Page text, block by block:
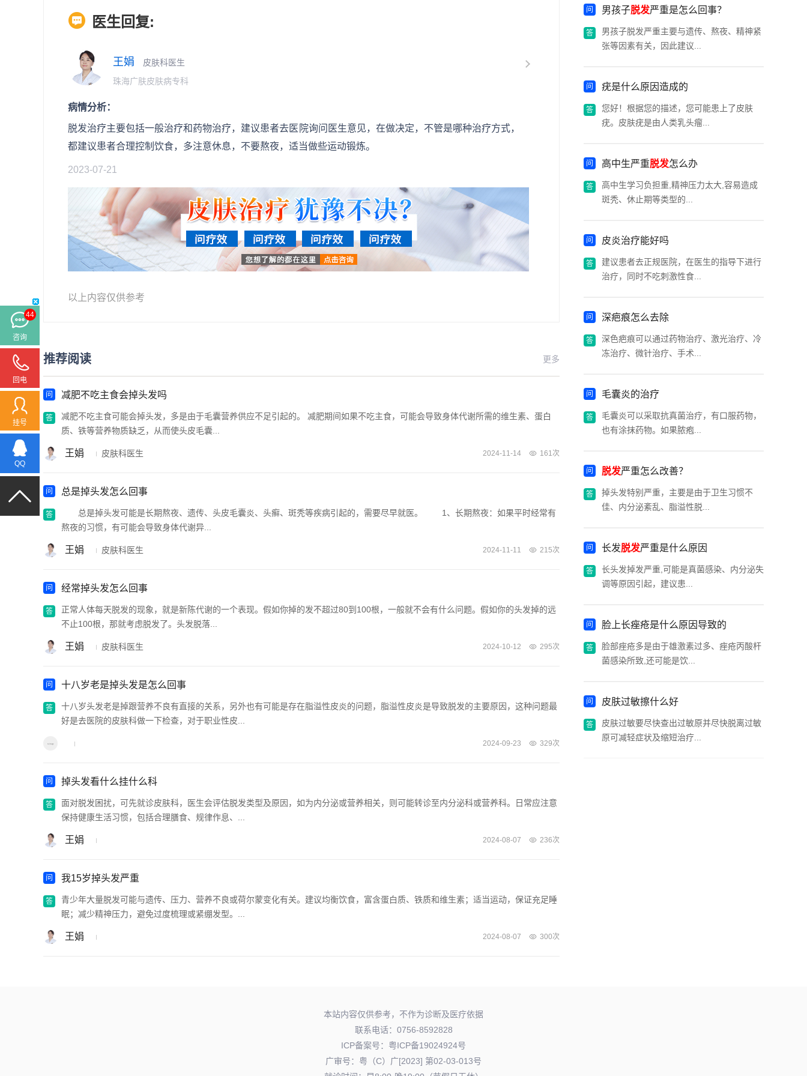
医生回复:
王娟
皮肤科医生
珠海广肤皮肤病专科
病情分析：
脱发治疗主要包括一般治疗和药物治疗，建议患者去医院询问医生意见，在做决定，不管是哪种治疗方式，
都建议患者合理控制饮食，多注意休息，不要熬夜，适当做些运动锻炼。
2023-07-21
以上内容仅供参考
推荐阅读 更多
减肥不吃主食会掉头发吗
减肥不吃主食可能会掉头发，多是由于毛囊营养供应不足引起的。 减肥期间如果不吃主食，可能会导致身体代谢所需的维生素、蛋白
质、铁等营养物质缺乏，从而使头皮毛囊...
王娟 皮肤科医生 2024-11-14 161次
总是掉头发怎么回事
总是掉头发可能是长期熬夜、遗传、头皮毛囊炎、头癣、斑秃等疾病引起的，需要尽早就医。 1、长期熬夜：如果平时经常有
熬夜的习惯，有可能会导致身体代谢异...
王娟 皮肤科医生 2024-11-11 215次
经常掉头发怎么回事
正常人体每天脱发的现象，就是新陈代谢的一个表现。假如你掉的发不超过80到100根，一般就不会有什么问题。假如你的头发掉的远
不止100根，那就考虑脱发了。头发脱落...
王娟 皮肤科医生 2024-10-12 295次
十八岁老是掉头发是怎么回事
十八岁头发老是掉跟营养不良有直接的关系，另外也有可能是存在脂溢性皮炎的问题，脂溢性皮炎是导致脱发的主要原因，这种问题最
好是去医院的皮肤科做一下检查，对于职业性皮...
2024-09-23 329次
掉头发看什么挂什么科
面对脱发困扰，可先就诊皮肤科，医生会评估脱发类型及原因，如为内分泌或营养相关，则可能转诊至内分泌科或营养科。日常应注意
保持健康生活习惯，包括合理膳食、规律作息、...
王娟 2024-08-07 236次
我15岁掉头发严重
青少年大量脱发可能与遗传、压力、营养不良或荷尔蒙变化有关。建议均衡饮食，富含蛋白质、铁质和维生素；适当运动，保证充足睡
眠；减少精神压力，避免过度梳理或紧绷发型。...
王娟 2024-08-07 300次
男孩子脱发严重是怎么回事？
男孩子脱发严重主要与遗传、熬夜、精神紧
张等因素有关，因此建议...
疣是什么原因造成的
您好！根据您的描述，您可能患上了皮肤
疣。皮肤疣是由人类乳头瘤...
高中生严重脱发怎么办
高中生学习负担重,精神压力太大,容易造成
斑秃、休止期等类型的...
皮炎治疗能好吗
建议患者去正规医院，在医生的指导下进行
治疗，同时不吃刺激性食...
深疤痕怎么去除
深色疤痕可以通过药物治疗、激光治疗、冷
冻治疗、微针治疗、手术...
毛囊炎的治疗
毛囊炎可以采取抗真菌治疗，有口服药物，
也有涂抹药物。如果脓疱...
脱发严重怎么改善？
掉头发特别严重，主要是由于卫生习惯不
佳、内分泌紊乱、脂溢性脱...
长发脱发严重是什么原因
长头发掉发严重,可能是真菌感染、内分泌失
调等原因引起，建议患...
脸上长痤疮是什么原因导致的
脸部痤疮多是由于雄激素过多、痤疮丙酸杆
菌感染所致,还可能是饮...
皮肤过敏擦什么好
皮肤过敏要尽快查出过敏原并尽快脱离过敏
原可减轻症状及缩短治疗...
本站内容仅供参考，不作为诊断及医疗依据
联系电话：0756-8592828
ICP备案号： 粤ICP备19024924号
广审号：粤（C）广[2023] 第02-03-013号
44
咨询
回电
挂号
QQ